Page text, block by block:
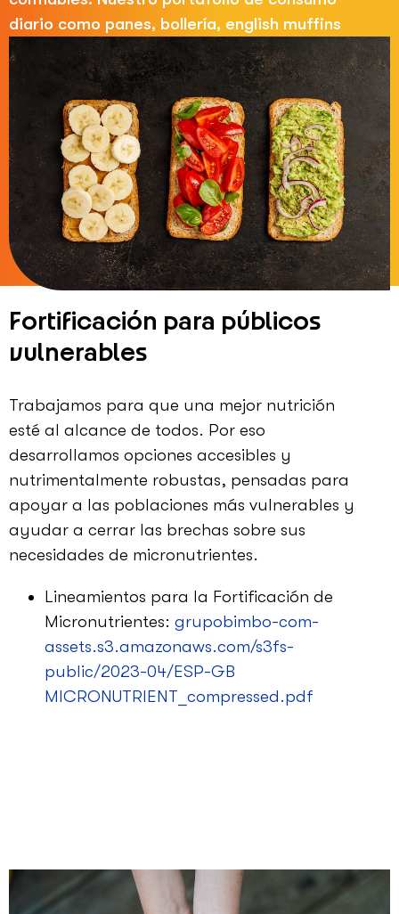
diario como panes, bollería, english muffins
Fortificación para públicos
vulnerables
Trabajamos para que una mejor nutrición
esté al alcance de todos. Por eso
desarrollamos opciones accesibles y
nutrimentalmente robustas, pensadas para
apoyar a las poblaciones más vulnerables y
ayudar a cerrar las brechas sobre sus
necesidades de micronutrientes.
Lineamientos para la Fortificación de
Micronutrientes: grupobimbo-com-
assets.s3.amazonaws.com/s3fs-
public/2023-04/ESP-GB
MICRONUTRIENT_compressed.pdf